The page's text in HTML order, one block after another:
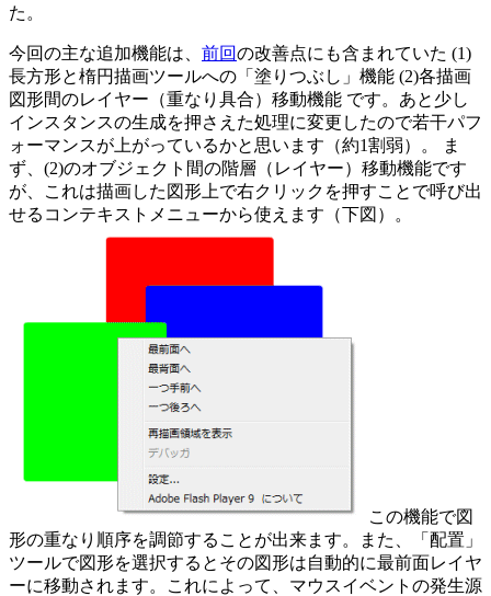
た。
今回の主な追加機能は、 前回の改善点にも含まれていた (1)
長方形と楕円描画ツールへの「塗りつぶし」機能 (2)各描画
図形間のレイヤー（重なり具合）移動機能 です。あと少し
インスタンスの生成を押さえた処理に変更したので若干パフ
ォーマンスが上がっているかと思います（約1割弱）。 ま
ず、(2)のオブジェクト間の階層（レイヤー）移動機能です
が、これは描画した図形上で右クリックを押すことで呼び出
せるコンテキストメニューから使えます（下図）。
この機能で図
形の重なり順序を調節することが出来ます。また、「配置」
ツールで図形を選択するとその図形は自動的に最前面レイヤ
ーに移動されます。これによって、マウスイベントの発生源